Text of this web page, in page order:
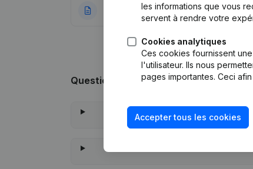
21-12-2020 Rubrique
Questions fréquemment posées
les informations que vous
servent à rendre votre
Cookies analytiques
Ces cookies fournissent
l'utilisateur. Ils nous
pages importantes. Ceci
Accepter tous les cookies